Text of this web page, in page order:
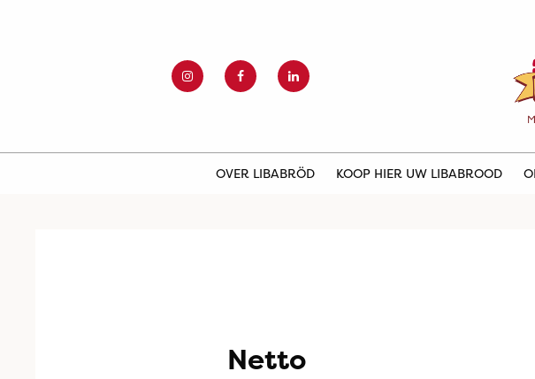
OVER LIBABRÖD KOOP HIER UW LIBABROOD
Netto